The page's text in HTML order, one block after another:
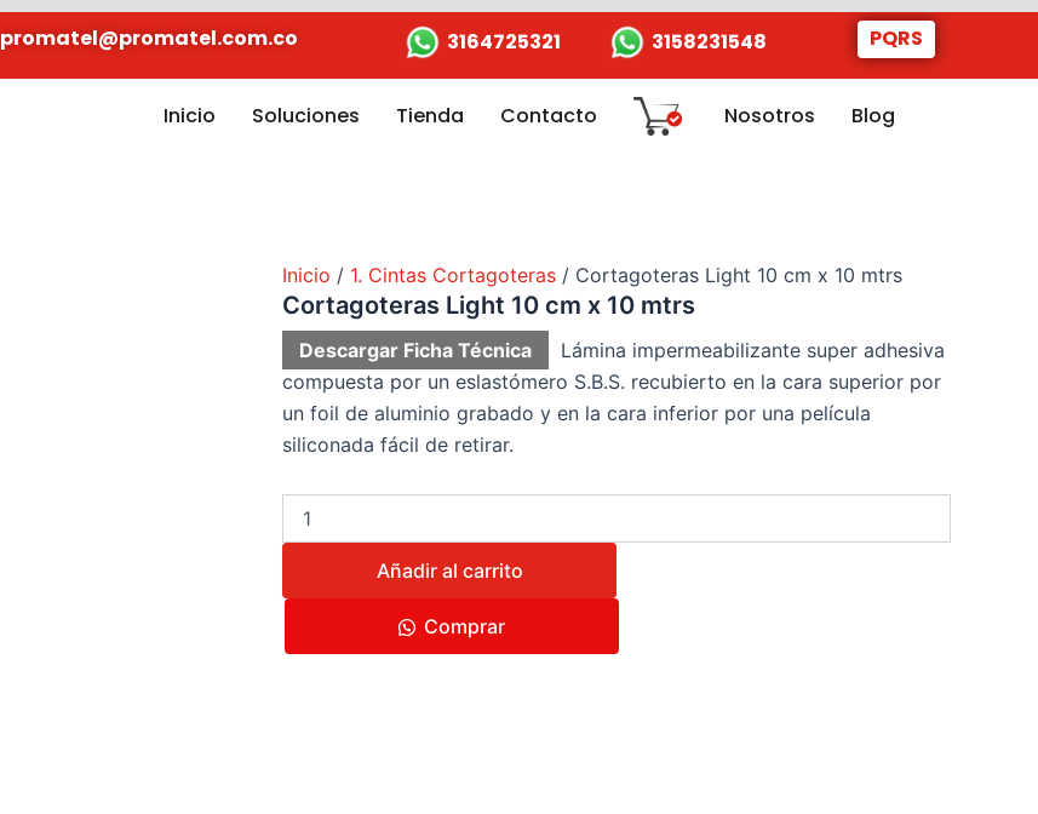
promatel@promatel.com.co 3164725321 3158231548 PQRS
Inicio Soluciones Tienda Contacto Nosotros Blog
Inicio / 1. Cintas Cortagoteras / Cortagoteras Light 10 cm x 10 mtrs
Cortagoteras Light 10 cm x 10 mtrs
Descargar Ficha Técnica
Lámina impermeabilizante super adhesiva ​
compuesta por un eslastómero S.B.S. ​recubierto en la cara superior por
un foil de ​aluminio grabado y en la cara inferior por ​una película
siliconada fácil de retirar.
Cortagoteras
Light
cm
x
Añadir al carrito
Comprar